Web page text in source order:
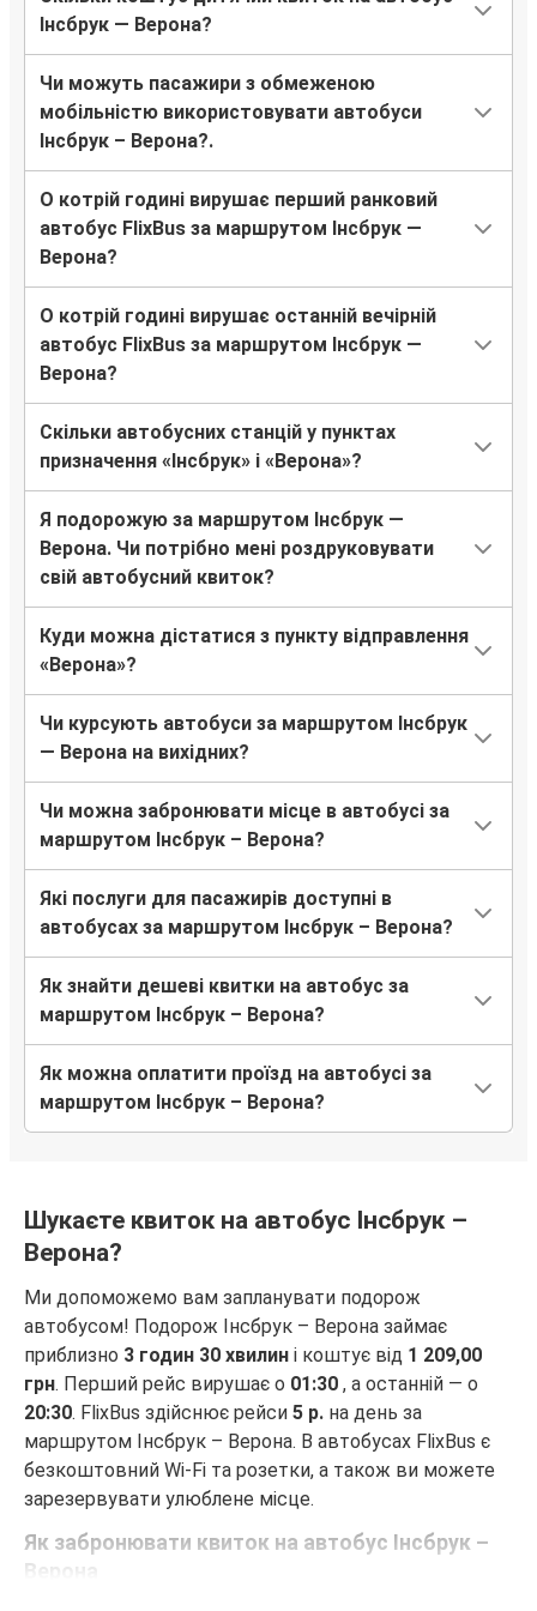
Інсбрук — Верона?
Чи можуть пасажири з обмеженою
мобільністю використовувати автобуси
Інсбрук – Верона?.
О котрій годині вирушає перший ранковий
автобус FlixBus за маршрутом Інсбрук —
Верона?
О котрій годині вирушає останній вечірній
автобус FlixBus за маршрутом Інсбрук —
Верона?
Скільки автобусних станцій у пунктах
призначення «Інсбрук» і «Верона»?
Я подорожую за маршрутом Інсбрук —
Верона. Чи потрібно мені роздруковувати
свій автобусний квиток?
Куди можна дістатися з пункту відправлення
«Верона»?
Чи курсують автобуси за маршрутом Інсбрук
— Верона на вихідних?
Чи можна забронювати місце в автобусі за
маршрутом Інсбрук – Верона?
Які послуги для пасажирів доступні в
автобусах за маршрутом Інсбрук – Верона?
Як знайти дешеві квитки на автобус за
маршрутом Інсбрук – Верона?
Як можна оплатити проїзд на автобусі за
маршрутом Інсбрук – Верона?
Шукаєте квиток на автобус Інсбрук –
Верона?
Ми допоможемо вам запланувати подорож
автобусом! Подорож Інсбрук – Верона займає
приблизно 3 годин 30 хвилин і коштує від 1 209,00
грн. Перший рейс вирушає о 01:30 , а останній — о
20:30. FlixBus здійснює рейси 5 р. на день за
маршрутом Інсбрук – Верона. В автобусах FlixBus є
безкоштовний Wi-Fi та розетки, а також ви можете
зарезервувати улюблене місце.
Як забронювати квиток на автобус Інсбрук –
Верона